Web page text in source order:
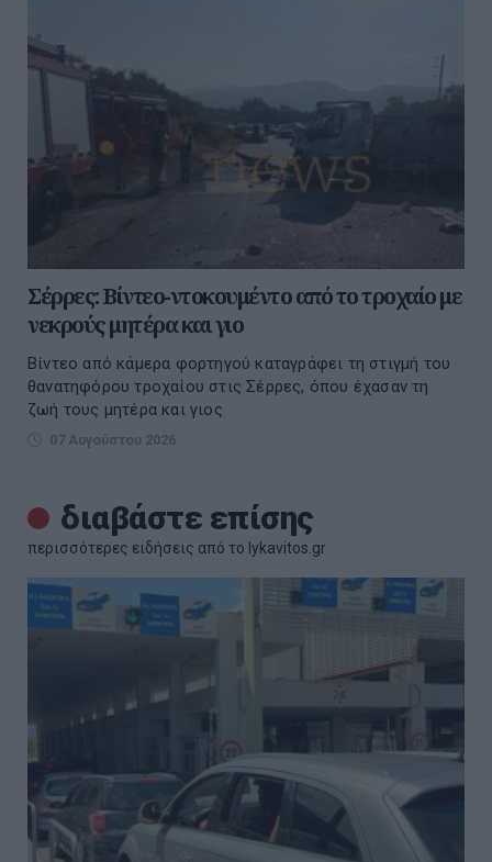
Σέρρες: Βίντεο-ντοκουμέντο από το τροχαίο με
νεκρούς μητέρα και γιο
Βίντεο από κάμερα φορτηγού καταγράφει τη στιγμή του
θανατηφόρου τροχαίου στις Σέρρες, όπου έχασαν τη
ζωή τους μητέρα και γιος
07 Αυγούστου 2026
διαβάστε επίσης
περισσότερες ειδήσεις από το lykavitos.gr